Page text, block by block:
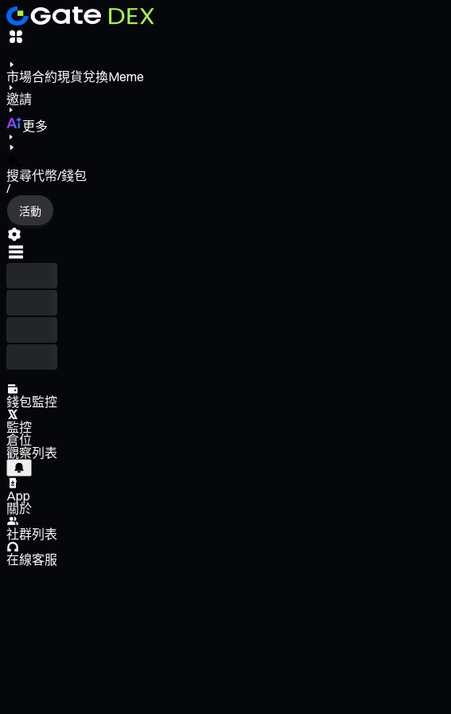
市場合約現貨兌換Meme
邀請
更多
搜尋代幣/錢包
/
活動
錢包監控
監控
倉位
觀察列表
App
關於
社群列表
在線客服